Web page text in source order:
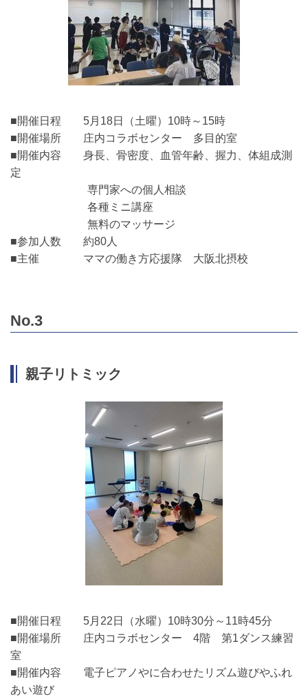
■開催日程 5月18日（土曜）10時～15時
■開催場所 庄内コラボセンター 多目的室
■開催内容 身長、骨密度、血管年齢、握力、体組成測
定
専門家への個人相談
各種ミニ講座
無料のマッサージ
■参加人数 約80人
■主催 ママの働き方応援隊 大阪北摂校
No.3
親子リトミック
■開催日程 5月22日（水曜）10時30分～11時45分
■開催場所 庄内コラボセンター 4階 第1ダンス練習
室
■開催内容 電子ピアノやに合わせたリズム遊びやふれ
あい遊び